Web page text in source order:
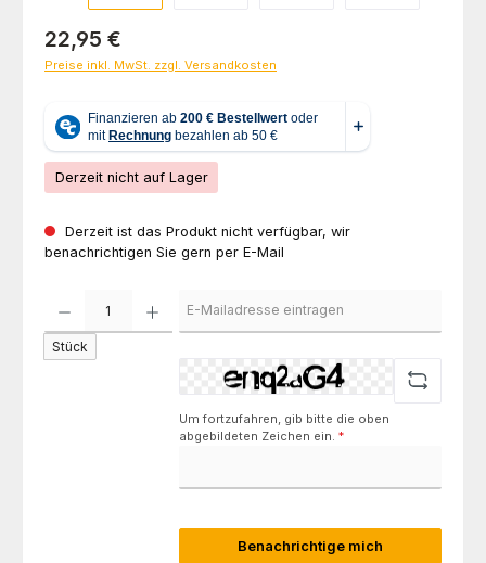
Regulärer Preis:
22,95 €
Preise inkl. MwSt. zzgl. Versandkosten
Derzeit nicht auf Lager
Derzeit ist das Produkt nicht verfügbar, wir
benachrichtigen Sie gern per E-Mail
Stück
Um fortzufahren, gib bitte die oben
abgebildeten Zeichen ein.*
Benachrichtige mich